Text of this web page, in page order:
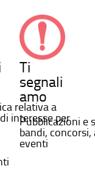
relativa a
interesse per
Ti
segnali
amo
Pubblicazioni e
bandi, concorsi,
eventi